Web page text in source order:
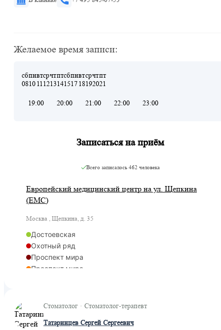
Желаемое время записи:
сб
08
пн
10
вт
11
ср
12
чт
13
пт
14
сб
15
пн
17
вт
18
ср
19
чт
20
пт
21
19:00 20:00 21:00 22:00 23:00
Записаться на приём
Всего записалось462 человека
Европейский медицинский центр на ул. Щепкина
(ЕМС)
Москва , Щепкина, д. 35
Достоевская
Охотный ряд
Проспект мира
Проспект мира
Цветной бульвар
Рижская
Марьина Роща
Стоматолог · Стоматолог-терапевт
Татаринцев Сергей Сергеевич